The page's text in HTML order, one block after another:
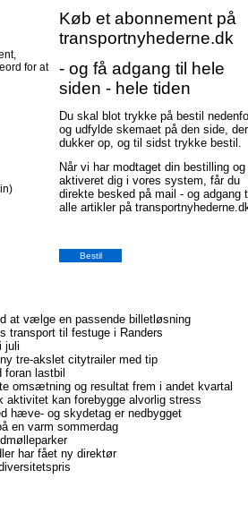
for at
Køb et abonnement på
transportnyhederne.dk
- og få adgang til hele
siden - hele tiden
Du skal blot trykke på bestil
og udfylde skemaet på den side, der
dukker op, og til sidst trykke bestil.
Når vi har modtaget din bestilling og
aktiveret dig i vores system, får du
direkte besked på mail - og adgang
alle artikler på
at vælge en passende billetløsning
transport til festuge i Randers
juli
tre-akslet citytrailer med tip
lastbil
omsætning og resultat frem i andet kvartal
aktivitet kan forebygge alvorlig stress
hæve- og skydetag er nedbygget
en varm sommerdag
har fået ny direktør